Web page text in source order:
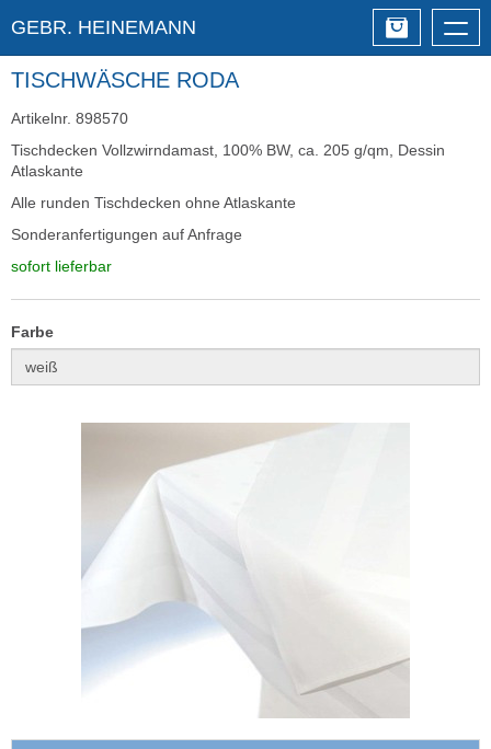
GEBR. HEINEMANN
TISCHWÄSCHE RODA
Artikelnr. 898570
Tischdecken Vollzwirndamast, 100% BW, ca. 205 g/qm, Dessin
Atlaskante
Alle runden Tischdecken ohne Atlaskante
Sonderanfertigungen auf Anfrage
sofort lieferbar
Farbe